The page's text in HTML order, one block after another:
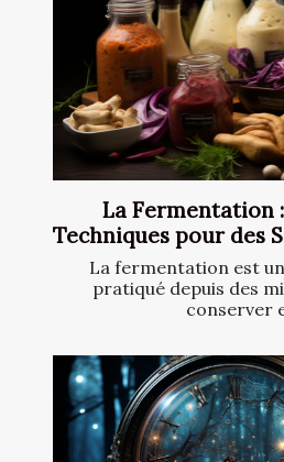
La Fermentation
Techniques pour des
La fermentation est
pratiqué depuis des
conserver